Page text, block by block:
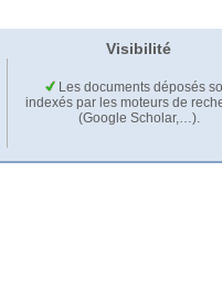
Visibilité
Les documents déposés
indexés par les moteurs de
(Google Scholar,…).